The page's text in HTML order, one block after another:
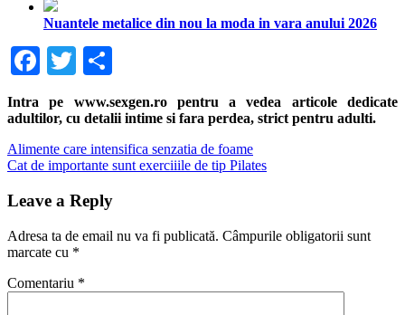
Nuantele metalice din nou la moda in vara anului 2026
Facebook
Twitter
Intra pe www.sexgen.ro pentru a vedea articole dedicate
adultilor, cu detalii intime si fara perdea, strict pentru adulti.
Navigare
în
articole
Previous
Post:
Alimente care intensifica senzatia de foame
Next
Cat de importante sunt exerciiile de tip Pilates
Leave a Reply
Adresa ta de email nu va fi publicată. Câmpurile obligatorii sunt
marcate cu *
Comentariu *